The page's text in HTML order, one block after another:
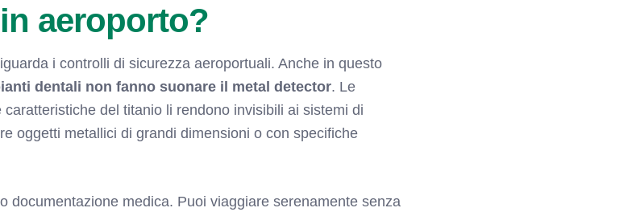
aeroporto?
i controlli di sicurezza aeroportuali. Anche in questo
dentali non fanno suonare il metal detector. Le
del titanio li rendono invisibili ai sistemi di
oggetti metallici di grandi dimensioni o con specifiche
documentazione medica. Puoi viaggiare serenamente senza